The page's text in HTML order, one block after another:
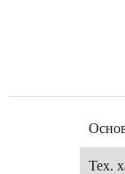
Тех.